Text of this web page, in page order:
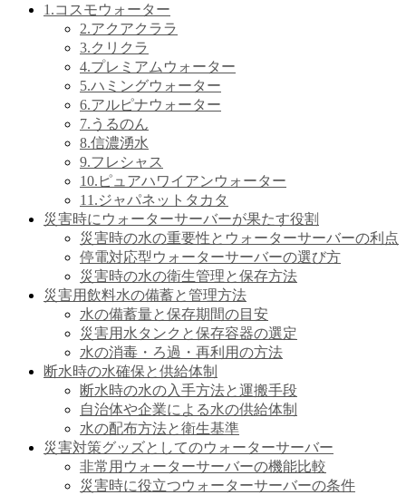
1.コスモウォーター
2.アクアクララ
3.クリクラ
4.プレミアムウォーター
5.ハミングウォーター
6.アルピナウォーター
7.うるのん
8.信濃湧水
9.フレシャス
10.ピュアハワイアンウォーター
11.ジャパネットタカタ
災害時にウォーターサーバーが果たす役割
災害時の水の重要性とウォーターサーバーの利点
停電対応型ウォーターサーバーの選び方
災害時の水の衛生管理と保存方法
災害用飲料水の備蓄と管理方法
水の備蓄量と保存期間の目安
災害用水タンクと保存容器の選定
水の消毒・ろ過・再利用の方法
断水時の水確保と供給体制
断水時の水の入手方法と運搬手段
自治体や企業による水の供給体制
水の配布方法と衛生基準
災害対策グッズとしてのウォーターサーバー
非常用ウォーターサーバーの機能比較
災害時に役立つウォーターサーバーの条件